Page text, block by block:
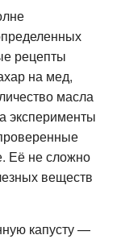
рецепты
на мед,
масла
эксперименты
Её не сложно
веществ
капусту —